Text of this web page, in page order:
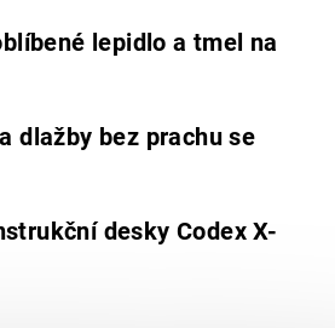
lepidlo a tmel na
dlažby bez prachu se
desky Codex X-